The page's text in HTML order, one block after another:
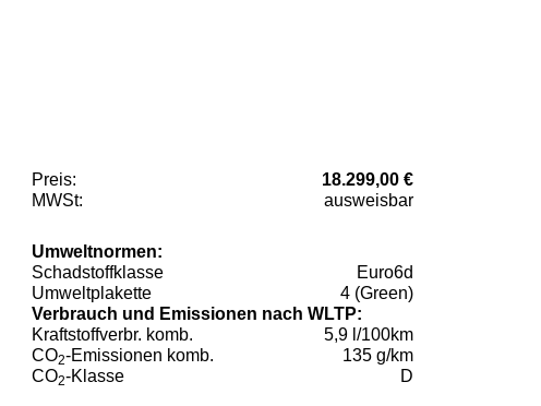
Preis:
18.299,00 €
MWSt:
ausweisbar
Umweltnormen:
Schadstoffklasse
Euro6d
Umweltplakette
4 (Green)
Verbrauch und Emissionen nach WLTP:
Kraftstoffverbr. komb.
5,9 l/100km
CO2-Emissionen komb.
135 g/km
CO2-Klasse D